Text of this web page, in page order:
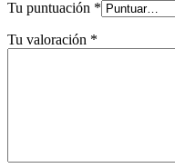
Tu puntuación *
Tu valoración *